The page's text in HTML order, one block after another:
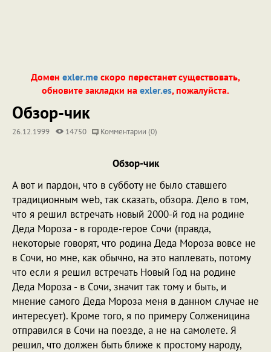
Домен exler.me скоро перестанет существовать,
обновите закладки на exler.es, пожалуйста.
Обзор-чик
26.12.1999 14750 Комментарии (0)
Обзор-чик
А вот и пардон, что в субботу не было ставшего
традиционным web, так сказать, обзора. Дело в том,
что я решил встречать новый 2000-й год на родине
Деда Мороза - в городе-герое Сочи (правда,
некоторые говорят, что родина Деда Мороза вовсе не
в Сочи, но мне, как обычно, на это наплевать, потому
что если я решил встречать Новый Год на родине
Деда Мороза - в Сочи, значит так тому и быть, и
мнение самого Деда Мороза меня в данном случае не
интересует). Кроме того, я по примеру Солженицина
отправился в Сочи на поезде, а не на самолете. Я
решил, что должен быть ближе к простому народу,